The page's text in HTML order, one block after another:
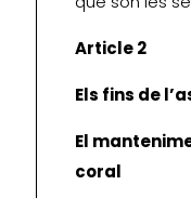
Article 2
Els fins de
El
coral